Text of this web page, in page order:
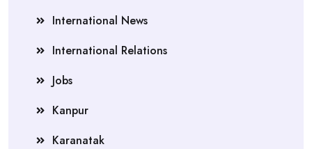
International News
International Relations
Jobs
Kanpur
Karanatak